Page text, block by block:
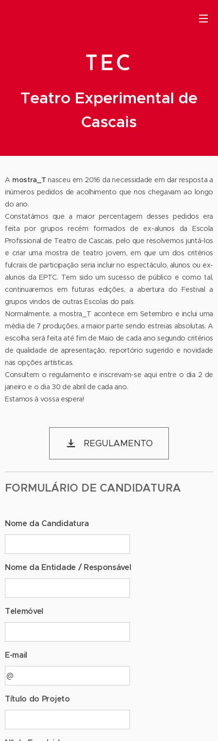
TEC
Teatro Experimental de
Cascais
A mostra_T nasceu em 2016 da necessidade em dar resposta a
inúmeros pedidos de acolhimento que nos chegavam ao longo
do ano.
Constatámos que a maior percentagem desses pedidos era
feita por grupos recém formados de ex-alunos da Escola
Profissional de Teatro de Cascais, pelo que resolvemos juntá-los
e criar uma mostra de teatro jovem, em que um dos critérios
fulcrais de participação seria incluir no espectáculo, alunos ou ex-
alunos da EPTC. Tem sido um sucesso de público e como tal,
continuaremos em futuras edições, a abertura do Festival a
grupos vindos de outras Escolas do país.
Normalmente, a mostra_T acontece em Setembro e inclui uma
média de 7 produções, a maior parte sendo estreias absolutas. A
escolha será feita até fim de Maio de cada ano segundo critérios
de qualidade de apresentação, reportório sugerido e novidade
nas opções artísticas.
Consultem o regulamento e inscrevam-se aqui entre o dia 2 de
janeiro e o dia 30 de abril de cada ano.
Estamos à vossa espera!
REGULAMENTO
FORMULÁRIO DE CANDIDATURA
Nome da Candidatura
Nome da Entidade / Responsável
Telemóvel
E-mail
Título do Projeto